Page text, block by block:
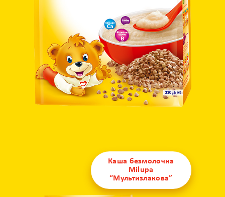
Каша безмолочна
Milupa
“Мультизлакова”